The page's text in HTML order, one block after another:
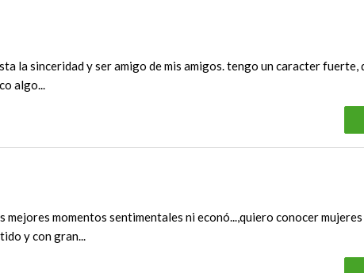
la sinceridad y ser amigo de mis amigos. tengo un caracter fuerte,
algo...
mejores momentos sentimentales ni econó...,quiero conocer
y con gran...